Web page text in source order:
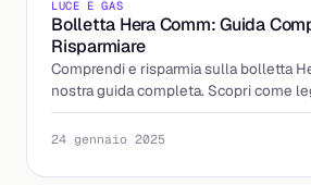
LUCE E GAS
Bolletta Hera Comm: Guida
Risparmiare
Comprendi e risparmia sulla bolletta
nostra guida completa. Scopri come
gestire online le tue bollette.
24 gennaio 2025